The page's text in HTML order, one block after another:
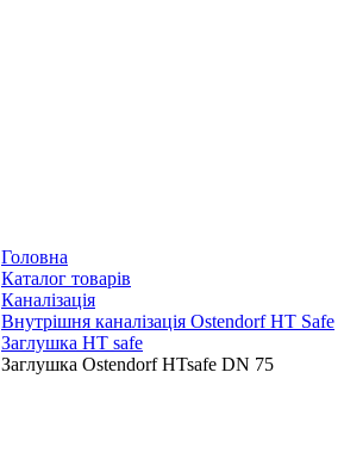
Головна
Каталог товарів
Каналізація
Внутрішня каналізація Ostendorf HT Safe
Заглушка HT safe
Заглушка Ostendorf HTsafe DN 75